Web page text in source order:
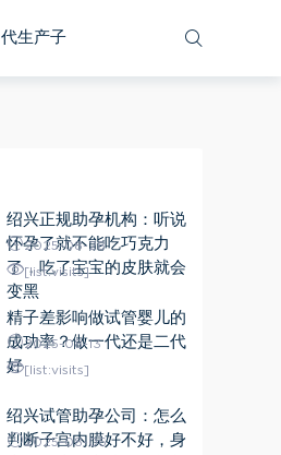
代生产子
绍兴正规助孕机构：听说
怀孕了就不能吃巧克力
了，吃了宝宝的皮肤就会
变黑
2025-08-28
[list:visits]
精子差影响做试管婴儿的
成功率？做一代还是二代
好
2025-08-13
[list:visits]
绍兴试管助孕公司：怎么
判断子宫内膜好不好，身
2025-08-06